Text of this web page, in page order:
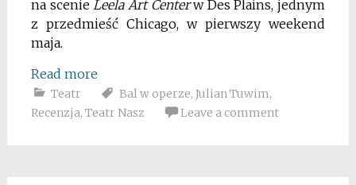
na scenie Leela Art Centerw Des Plains, jednym
z przedmieść Chicago, w pierwszy weekend
maja.
Read more
Teatr Bal w operze, Julian Tuwim,
Recenzja, Teatr Nasz Leave a comment